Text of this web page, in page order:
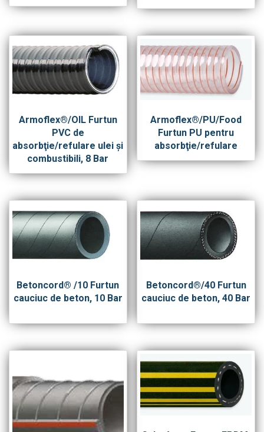
Armoflex®/OIL Furtun
PVC de
absorbţie/refulare ulei şi
combustibili, 8 Bar
Armoflex®/PU/Food
Furtun PU pentru
absorbţie/refulare
Betoncord® /10 Furtun
cauciuc de beton, 10 Bar
Betoncord®/40 Furtun
cauciuc de beton, 40 Bar